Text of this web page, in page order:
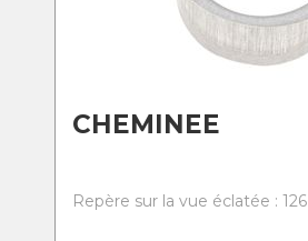
CHEMINEE
Repère sur la vue éclatée : 126